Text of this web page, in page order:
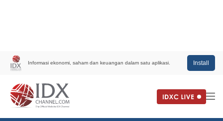
Informasi ekonomi, saham dan keuangan dalam satu aplikasi. Install